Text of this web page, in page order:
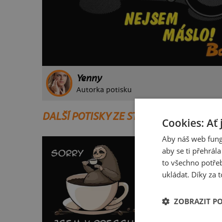
Yenny
Autorka potisku
DALŠÍ POTISKY ZE STEJNÉ KATEGORIE
Cookies: Ať
Aby náš web
aby se ti
to všechno
ukládat. Díky za
ZOBRAZIT